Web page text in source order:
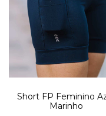
Short FP Feminino
Marinho